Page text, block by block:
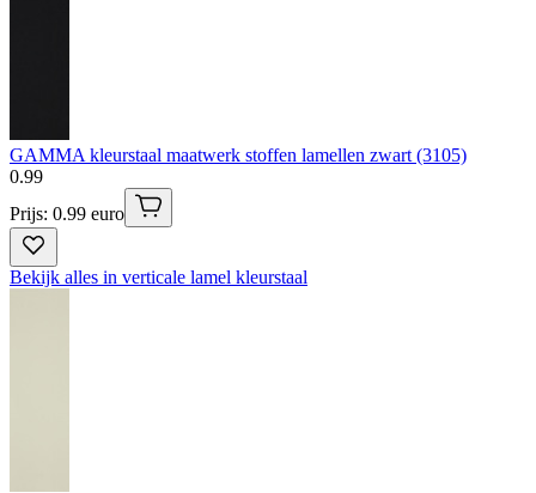
GAMMA kleurstaal maatwerk stoffen lamellen zwart (3105)
0.99
Prijs: 0.99 euro
Bekijk alles in verticale lamel kleurstaal